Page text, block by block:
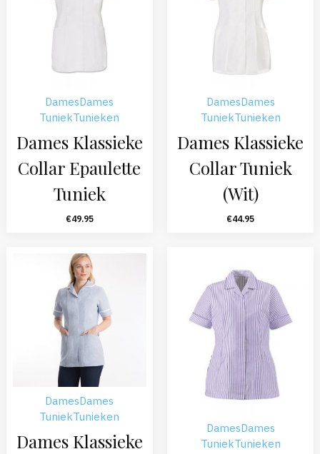
DamesDames
TuniekTunieken
Dames Klassieke
Collar Epaulette
Tuniek
€49.95
DamesDames
TuniekTunieken
Dames Klassieke
Collar Tuniek
(Wit)
€44.95
DamesDames
TuniekTunieken
Dames Klassieke
DamesDames
TuniekTunieken